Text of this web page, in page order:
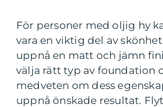
För personer med oljig hy
vara en viktig del av
uppnå en matt och jämn
välja rätt typ av foundation
medveten om dess
uppnå önskade resultat.